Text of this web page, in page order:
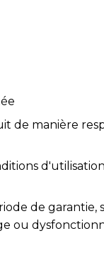
manière
de garantie,
ou